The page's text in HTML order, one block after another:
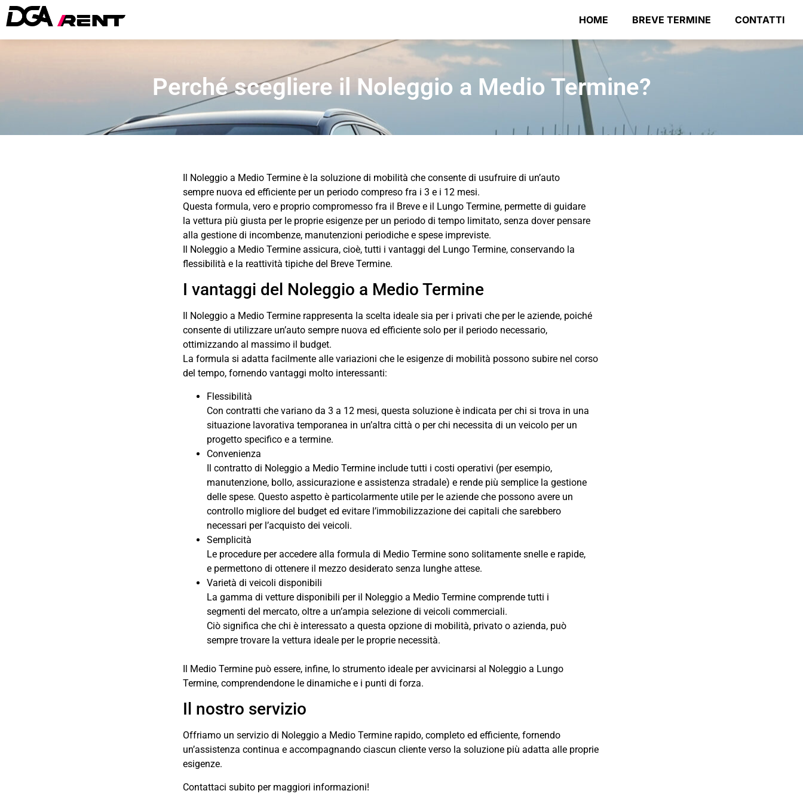
HOME BREVE TERMINE CONTATTI
Perché scegliere il Noleggio a Medio Termine?
Il Noleggio a Medio Termine è la soluzione di mobilità che consente di usufruire di un’auto
sempre nuova ed efficiente per un periodo compreso fra i 3 e i 12 mesi.
Questa formula, vero e proprio compromesso fra il Breve e il Lungo Termine, permette di guidare
la vettura più giusta per le proprie esigenze per un periodo di tempo limitato, senza dover pensare
alla gestione di incombenze, manutenzioni periodiche e spese impreviste.
Il Noleggio a Medio Termine assicura, cioè, tutti i vantaggi del Lungo Termine, conservando la
flessibilità e la reattività tipiche del Breve Termine.
I vantaggi del Noleggio a Medio Termine
Il Noleggio a Medio Termine rappresenta la scelta ideale sia per i privati che per le aziende, poiché
consente di utilizzare un’auto sempre nuova ed efficiente solo per il periodo necessario,
ottimizzando al massimo il budget.
La formula si adatta facilmente alle variazioni che le esigenze di mobilità possono subire nel corso
del tempo, fornendo vantaggi molto interessanti:
Flessibilità
Con contratti che variano da 3 a 12 mesi, questa soluzione è indicata per chi si trova in una
situazione lavorativa temporanea in un’altra città o per chi necessita di un veicolo per un
progetto specifico e a termine.
Convenienza
Il contratto di Noleggio a Medio Termine include tutti i costi operativi (per esempio,
manutenzione, bollo, assicurazione e assistenza stradale) e rende più semplice la gestione
delle spese. Questo aspetto è particolarmente utile per le aziende che possono avere un
controllo migliore del budget ed evitare l’immobilizzazione dei capitali che sarebbero
necessari per l’acquisto dei veicoli.
Semplicità
Le procedure per accedere alla formula di Medio Termine sono solitamente snelle e rapide,
e permettono di ottenere il mezzo desiderato senza lunghe attese.
Varietà di veicoli disponibili
La gamma di vetture disponibili per il Noleggio a Medio Termine comprende tutti i
segmenti del mercato, oltre a un’ampia selezione di veicoli commerciali.
Ciò significa che chi è interessato a questa opzione di mobilità, privato o azienda, può
sempre trovare la vettura ideale per le proprie necessità.
Il Medio Termine può essere, infine, lo strumento ideale per avvicinarsi al Noleggio a Lungo
Termine, comprendendone le dinamiche e i punti di forza.
Il nostro servizio
Offriamo un servizio di Noleggio a Medio Termine rapido, completo ed efficiente, fornendo
un’assistenza continua e accompagnando ciascun cliente verso la soluzione più adatta alle proprie
esigenze.
Contattaci subito per maggiori informazioni!